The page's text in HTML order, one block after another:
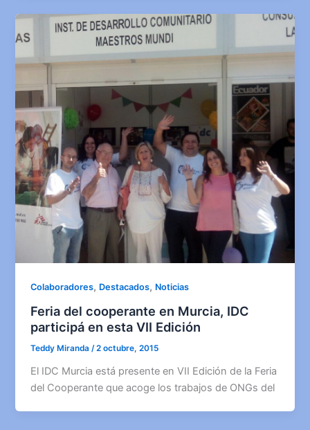
Colaboradores, Destacados, Noticias
Feria del cooperante en Murcia, IDC
participá en esta VII Edición
Teddy Miranda/2 octubre, 2015
El IDC Murcia está presente en VII Edición de la Feria
del Cooperante que acoge los trabajos de ONGs del